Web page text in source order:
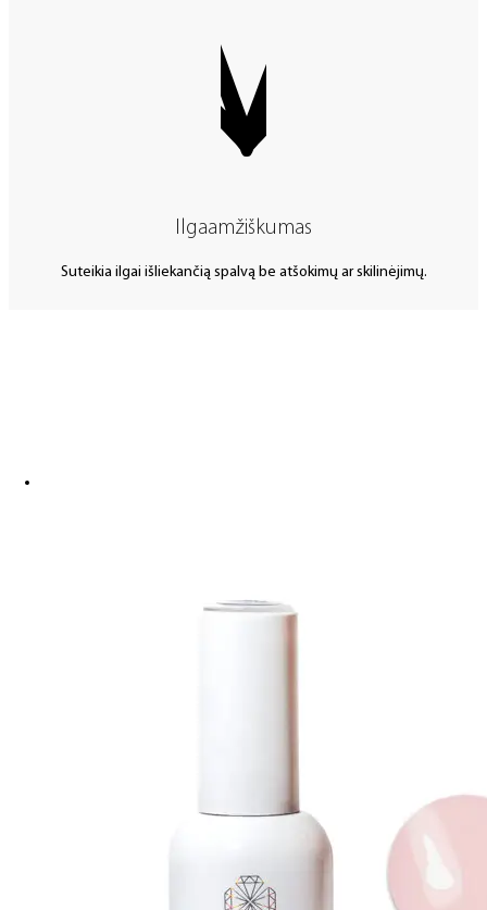
Ilgaamžiškumas
Suteikia ilgai išliekančią spalvą be atšokimų ar skilinėjimų.